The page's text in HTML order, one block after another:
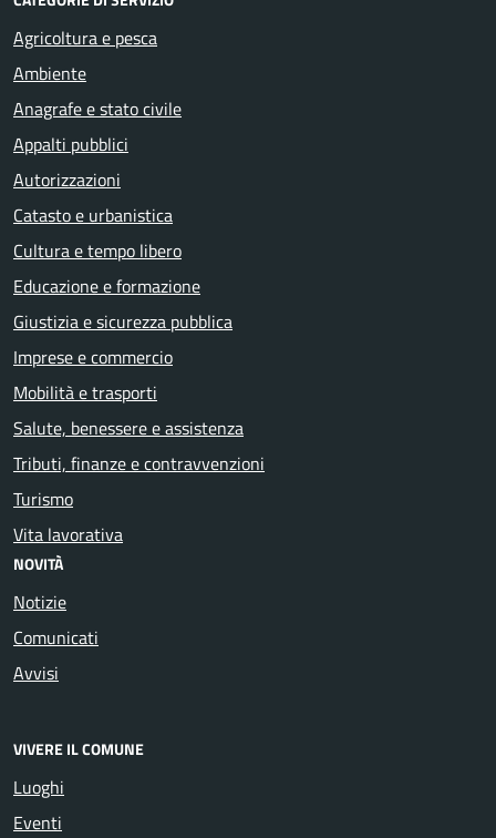
Agricoltura e pesca
Ambiente
Anagrafe e stato civile
Appalti pubblici
Autorizzazioni
Catasto e urbanistica
Cultura e tempo libero
Educazione e formazione
Giustizia e sicurezza pubblica
Imprese e commercio
Mobilità e trasporti
Salute, benessere e assistenza
Tributi, finanze e contravvenzioni
Turismo
Vita lavorativa
NOVITÀ
Notizie
Comunicati
Avvisi
VIVERE IL COMUNE
Luoghi
Eventi